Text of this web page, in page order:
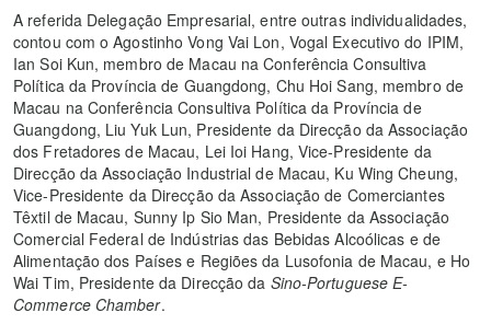
A referida Delegação Empresarial, entre outras individualidades,
contou com o Agostinho Vong Vai Lon, Vogal Executivo do IPIM,
Ian Soi Kun, membro de Macau na Conferência Consultiva
Política da Província de Guangdong, Chu Hoi Sang, membro de
Macau na Conferência Consultiva Política da Província de
Guangdong, Liu Yuk Lun, Presidente da Direcção da Associação
dos Fretadores de Macau, Lei Ioi Hang, Vice-Presidente da
Direcção da Associação Industrial de Macau, Ku Wing Cheung,
Vice-Presidente da Direcção da Associação de Comerciantes
Têxtil de Macau, Sunny Ip Sio Man, Presidente da Associação
Comercial Federal de Indústrias das Bebidas Alcoólicas e de
Alimentação dos Países e Regiões da Lusofonia de Macau, e Ho
Wai Tim, Presidente da Direcção da Sino-Portuguese E-
Commerce Chamber.